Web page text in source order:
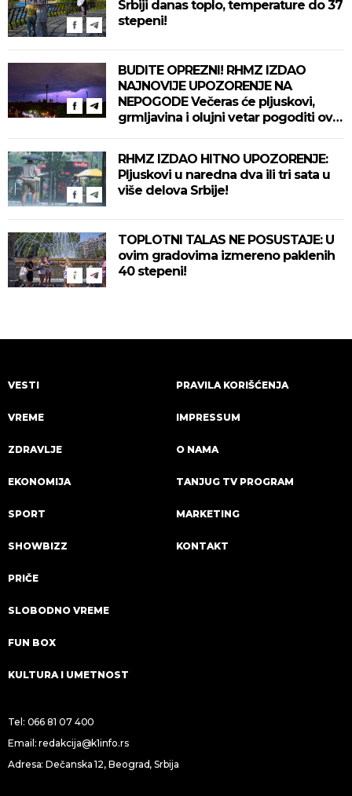
Srbiji danas toplo, temperature do 37
stepeni!
BUDITE OPREZNI! RHMZ IZDAO
NAJNOVIJE UPOZORENJE NA
NEPOGODE Večeras će pljuskovi,
grmljavina i olujni vetar pogoditi ove
RHMZ IZDAO HITNO UPOZORENJE:
Pljuskovi u naredna dva ili tri sata u
više delova Srbije!
TOPLOTNI TALAS NE POSUSTAJE: U
ovim gradovima izmereno paklenih
40 stepeni!
VESTI
VREME
ZDRAVLJE
EKONOMIJA
SPORT
SHOWBIZZ
PRIČE
SLOBODNO VREME
FUN BOX
KULTURA I UMETNOST
PRAVILA KORIŠĆENJA
IMPRESSUM
O NAMA
TANJUG TV PROGRAM
MARKETING
KONTAKT
Tel: 066 81 07 400
Email:redakcija@k1info.rs
Adresa: Dečanska 12, Beograd, Srbija